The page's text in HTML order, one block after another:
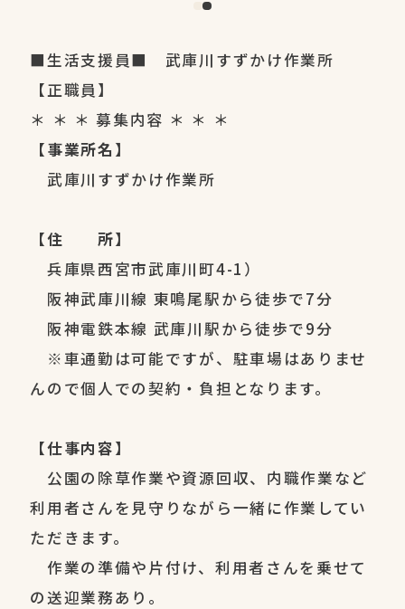
■生活支援員■ 武庫川すずかけ作業所
【正職員】
＊ ＊ ＊ 募集内容 ＊ ＊ ＊
【事業所名】
武庫川すずかけ作業所
【住 所】
兵庫県西宮市武庫川町4-1）
阪神武庫川線 東鳴尾駅から徒歩で7分
阪神電鉄本線 武庫川駅から徒歩で9分
※車通勤は可能ですが、駐車場はありませ
んので個人での契約・負担となります。
【仕事内容】
公園の除草作業や資源回収、内職作業など
利用者さんを見守りながら一緒に作業してい
ただきます。
作業の準備や片付け、利用者さんを乗せて
の送迎業務あり。